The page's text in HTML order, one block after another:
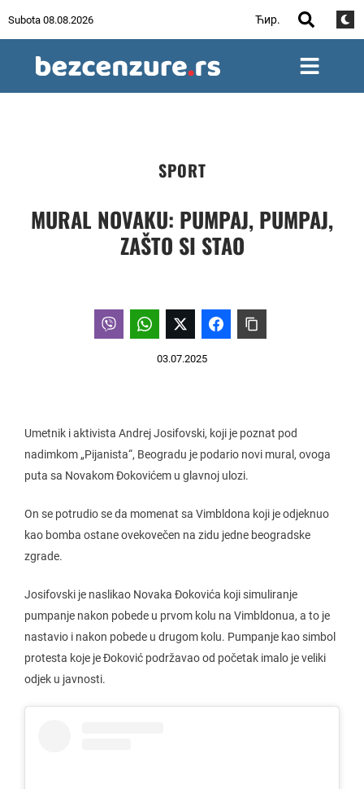
Subota 08.08.2026 Ћир.
SPORT
MURAL NOVAKU: PUMPAJ, PUMPAJ,
ZAŠTO SI STAO
03.07.2025
Umetnik i aktivista Andrej Josifovski, koji je poznat pod
nadimkom „Pijanista“, Beogradu je podario novi mural, ovoga
puta sa Novakom Đokovićem u glavnoj ulozi.
On se potrudio se da momenat sa Vimbldona koji je odjeknuo
kao bomba ostane ovekovečen na zidu jedne beogradske
zgrade.
Josifovski je naslikao Novaka Đokovića koji simuliranje
pumpanje nakon pobede u prvom kolu na Vimbldonua, a to je
nastavio i nakon pobede u drugom kolu. Pumpanje kao simbol
protesta koje je Đoković podržavao od početak imalo je veliki
odjek u javnosti.